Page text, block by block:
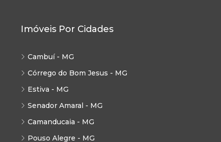
Imóveis Por Cidades
Cambuí - MG
Córrego do Bom Jesus - MG
Estiva - MG
Senador Amaral - MG
Camanducaia - MG
Pouso Alegre - MG